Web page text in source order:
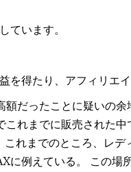
ています。
を得たり、アフィリエ
だったことに疑いの
れまでに販売された
れまでのところ、レ
に例えている。 この場